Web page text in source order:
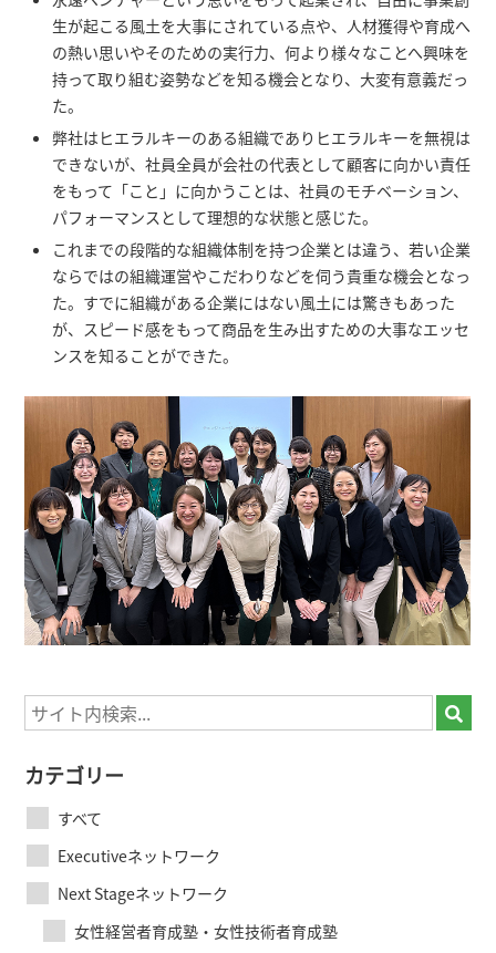
生が起こる風土を大事にされている点や、人材獲得や育成へ
の熱い思いやそのための実行力、何より様々なことへ興味を
持って取り組む姿勢などを知る機会となり、大変有意義だっ
た。
弊社はヒエラルキーのある組織でありヒエラルキーを無視は
できないが、社員全員が会社の代表として顧客に向かい責任
をもって「こと」に向かうことは、社員のモチベーション、
パフォーマンスとして理想的な状態と感じた。
これまでの段階的な組織体制を持つ企業とは違う、若い企業
ならではの組織運営やこだわりなどを伺う貴重な機会となっ
た。すでに組織がある企業にはない風土には驚きもあった
が、スピード感をもって商品を生み出すための大事なエッセ
ンスを知ることができた。
カテゴリー
すべて
Executiveネットワーク
Next Stageネットワーク
女性経営者育成塾・女性技術者育成塾